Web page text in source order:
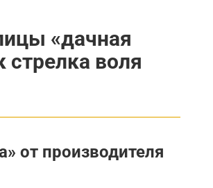
«дачная
стрелка воля
от производителя